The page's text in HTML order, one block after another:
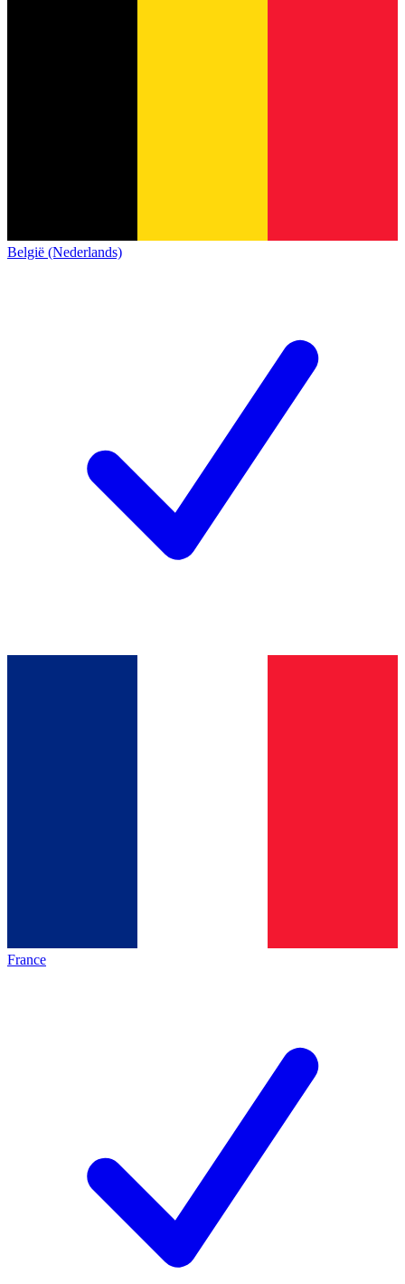
België (Nederlands)
France